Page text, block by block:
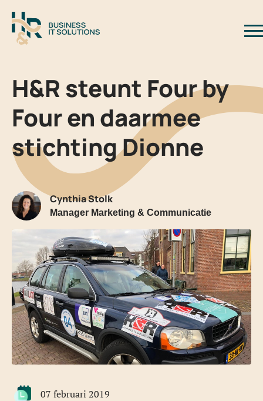
H&R steunt Four by
Four en daarmee
stichting Dionne
Cynthia Stolk
Manager Marketing & Communicatie
07 februari 2019